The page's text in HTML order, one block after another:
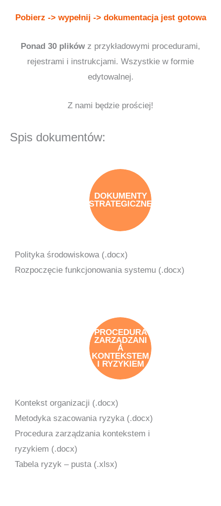
Pobierz -> wypełnij -> dokumentacja jest gotowa
Ponad 30 plików z przykładowymi procedurami,
rejestrami i instrukcjami. Wszystkie w formie
edytowalnej.
Z nami będzie prościej!
Spis dokumentów:
DOKUMENTY
STRATEGICZNE
Polityka środowiskowa (.docx)
Rozpoczęcie funkcjonowania systemu (.docx)
PROCEDURA
ZARZĄDZANI
A
KONTEKSTEM
I RYZYKIEM
Kontekst organizacji (.docx)
Metodyka szacowania ryzyka (.docx)
Procedura zarządzania kontekstem i
ryzykiem (.docx)
Tabela ryzyk – pusta (.xlsx)